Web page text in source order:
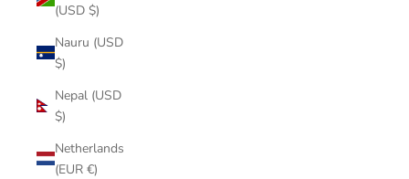
(USD $)
Nauru (USD
$)
Nepal (USD
$)
Netherlands
(EUR €)